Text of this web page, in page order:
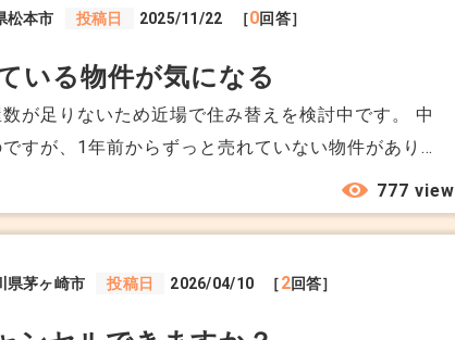
で、今日が契約の2日前になったのですが、以下の
、指定工務店にて住宅の建設を依頼することが前
みしようとしたところ、工務店（＝売主）による
申し込みが受け付けられない。 ・見積書や詳しい
ン日は不在で、私だけ説明を聞いていた。 ・その
諦められず申し込んだところ、7日目になった日に
松本市 投稿日 2025/11/22 ［0回答］
いる物件が気になる
が足りないため近場で住み替えを検討中です。 中
すが、1年前からずっと売れていない物件がありま
通りなのですが、とにかく壁紙が個性的で、もし住
りなおさないといけないなと思いずっと避けてい
で、柄もバラバラなんです。また築年数も3年程
777 view
県茅ヶ崎市 投稿日 2026/04/10 ［2回答］